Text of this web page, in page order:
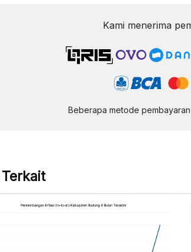
Kami menerima
Beberapa metode
Terkait